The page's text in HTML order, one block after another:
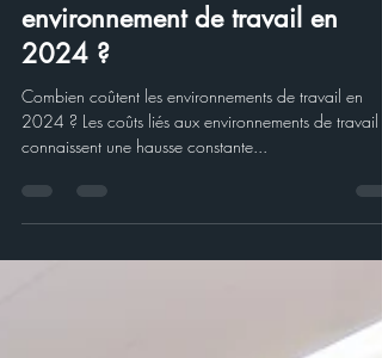
KP GROUP
6 févr. 2025
Quel est le coût d’un
environnement de travail en
connaissent une hausse constante...